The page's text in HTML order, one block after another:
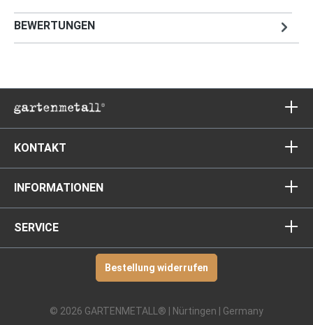
BEWERTUNGEN
KONTAKT
INFORMATIONEN
SERVICE
Bestellung widerrufen
© 2026 GARTENMETALL® | Nürtingen | Germany